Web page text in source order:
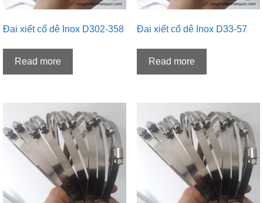
Đai xiết cổ dê Inox D302-358
Read more
Đai xiết cổ dê Inox D33-57
Read more